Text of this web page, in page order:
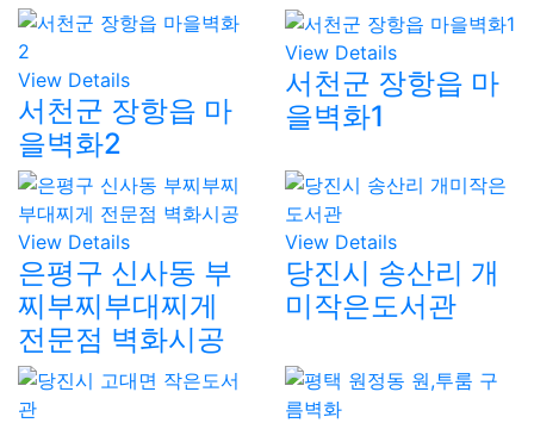
View Details
서천군 장항읍 마
을벽화2
View Details
서천군 장항읍 마
을벽화1
View Details
은평구 신사동 부
찌부찌부대찌게
전문점 벽화시공
View Details
당진시 송산리 개
미작은도서관